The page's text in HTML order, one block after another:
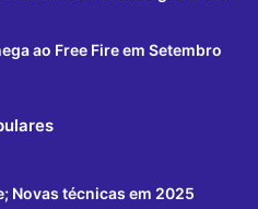
ao Free Fire em Setembro
Novas técnicas em 2025